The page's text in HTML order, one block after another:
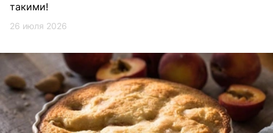
такими!
26 июля 2026